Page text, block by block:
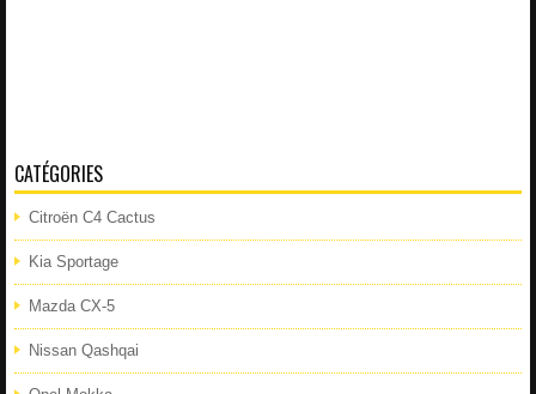
CATÉGORIES
Citroën C4 Cactus
Kia Sportage
Mazda CX-5
Nissan Qashqai